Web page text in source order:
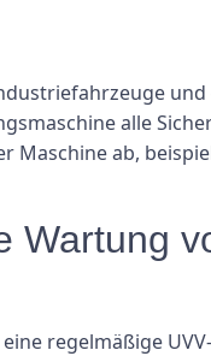
und
alle
Maschine ab,
Wartung
regelmäßige